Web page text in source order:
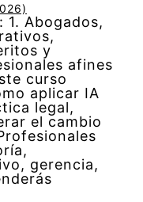
1. Abogados,
y
afines
curso
aplicar IA
legal,
el cambio
gerencia,